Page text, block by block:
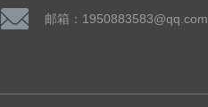
邮箱：1950883583@qq.com